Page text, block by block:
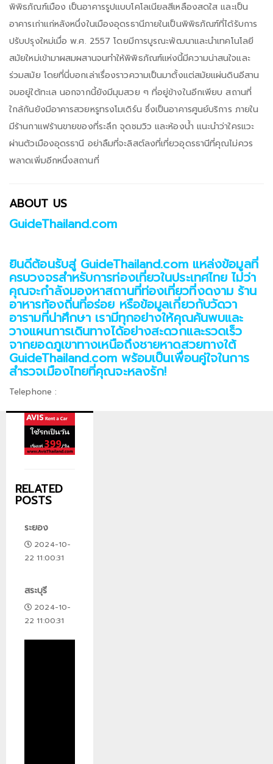
พิพิธภัณฑ์เมือง เป็นอาคารรูปแบบโคโลเนียลสีเหลืองสดใส และเป็น
อาคารเก่าแก่หลังหนึ่งในเมืองอุดรธานีภายในเป็นพิพิธภัณฑ์ที่ได้รับการ
ปรับปรุงใหม่เมื่อ พ.ศ. 2557 โดยมีการบูรณะพัฒนาและนำเทคโนโลยี
สมัยใหม่เข้ามาผสมผสานจนทำให้พิพิธภัณฑ์แห่งนี้มีความน่าสนใจและ
ร่วมสมัย โดยที่นี่บอกเล่าเรื่องราวความเป็นมาตั้งแต่สมัยแผ่นดินอีสาน
จมอยู่ใต้ทะเล นอกจากนี้ยังมีมุมสวย ๆ ที่อยู่ข้างในอีกเพียบ สถานที่
ใกล้กันยังมีอาคารสวยหรูทรงโมเดิร์น ซึ่งเป็นอาคารศูนย์บริการ ภายใน
มีร้านกาแฟร้านขายของที่ระลึก จุดชมวิว และห้องน้ำ แนะนำว่าใครแวะ
ผ่านตัวเมืองอุดรธานี อย่าลืมที่จะลิสต์ลงที่เที่ยวอุดรธานีที่คุณไม่ควร
พลาดเพิ่มอีกหนึ่งสถานที่
ABOUT US
GuideThailand.com
ยินดีต้อนรับสู่ GuideThailand.com แหล่งข้อมูลที่
ครบวงจรสำหรับการท่องเที่ยวในประเทศไทย ไม่ว่า
คุณจะกำลังมองหาสถานที่ท่องเที่ยวที่งดงาม ร้าน
อาหารท้องถิ่นที่อร่อย หรือข้อมูลเกี่ยวกับวัดวา
อารามที่น่าศึกษา เรามีทุกอย่างให้คุณค้นพบและ
วางแผนการเดินทางได้อย่างสะดวกและรวดเร็ว
จากยอดภูเขาทางเหนือถึงชายหาดสวยทางใต้
GuideThailand.com พร้อมเป็นเพื่อนคู่ใจในการ
สำรวจเมืองไทยที่คุณจะหลงรัก!
Telephone :
RELATED
POSTS
ระยอง
2024-10-
22 11:00:31
สระบุรี
2024-10-
22 11:00:31